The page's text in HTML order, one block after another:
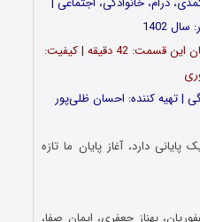
1402
تعداد قسمت‎ها: … اپیزود | مدت زمان این قسمت: 42 دقیقه | کیفیت:
دارد، آغاز پایان ما تازه
بهناز جعفری، ایمان صفا،